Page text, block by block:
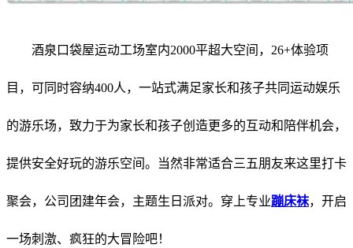
酒泉口袋屋运动工场室内2000平超大空间，26+体验项
目，可同时容纳400人，一站式满足家长和孩子共同运动娱乐
的游乐场，致力于为家长和孩子创造更多的互动和陪伴机会，
提供安全好玩的游乐空间。当然非常适合三五朋友来这里打卡
聚会，公司团建年会，主题生日派对。 穿上专业蹦床袜，开启
一场刺激、疯狂的大冒险吧！